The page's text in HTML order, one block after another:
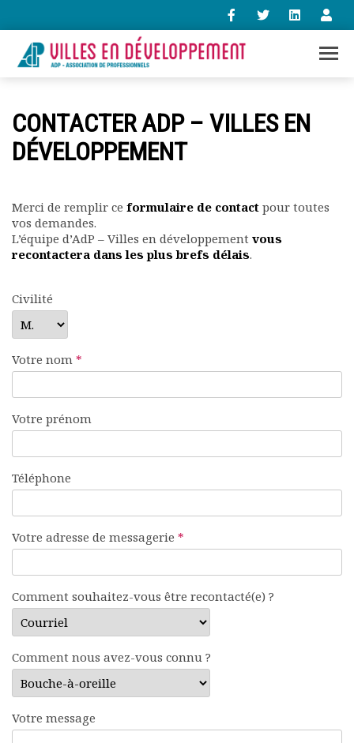
contact@villes-developpement.org
Qui sommes-nous ?
Présentation vidéo
Le bureau
Calendrier des activités
Assemblées générales
Rapports moraux
Nous rejoindre
Le bulletin
Comité de rédaction
Bulletins Villes en
Kiosk
Ressources
Nos actions
Podcast-AdP
Dîners débats
Journées d’études
Concours vidéo
Nos partenaires
Evénements
Documents
CONTACTER ADP – VILLES EN
DÉVELOPPEMENT
Merci de remplir ce formulaire de contact pour toutes
vos demandes.
L’équipe d’AdP – Villes en développement vous
recontactera dans les plus brefs délais.
Civilité
Votre nom *
Votre prénom
Téléphone
Votre adresse de messagerie *
Comment souhaitez-vous être recontacté(e) ?
Comment nous avez-vous connu ?
Votre message